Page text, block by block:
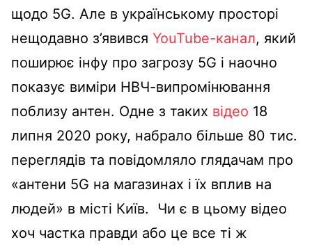
щодо 5G. Але в українському просторі
нещодавно з’явився YouTube-канал, який
поширює інфу про загрозу 5G і наочно
показує виміри НВЧ-випромінювання
поблизу антен. Одне з таких відео 18
липня 2020 року, набрало більше 80 тис.
переглядів та повідомляло глядачам про
«антени 5G на магазинах і їх вплив на
людей» в місті Київ. Чи є в цьому відео
хоч частка правди або це все ті ж